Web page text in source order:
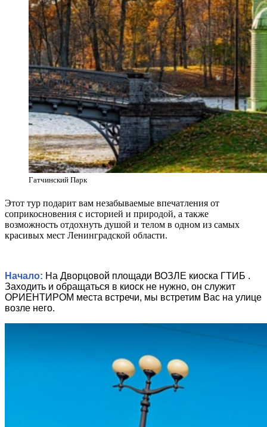
Гатчинский Парк
Этот тур подарит вам незабываемые впечатления от
соприкосновения с историей и природой, а также
возможность отдохнуть душой и телом в одном из самых
красивых мест Ленинградской области.
Начало: На Дворцовой площади ВОЗЛЕ киоска ГТИБ .
Заходить и обращаться в киоск не нужно, он служит
ОРИЕНТИРОМ места встречи, мы встретим Вас на улице
возле него.